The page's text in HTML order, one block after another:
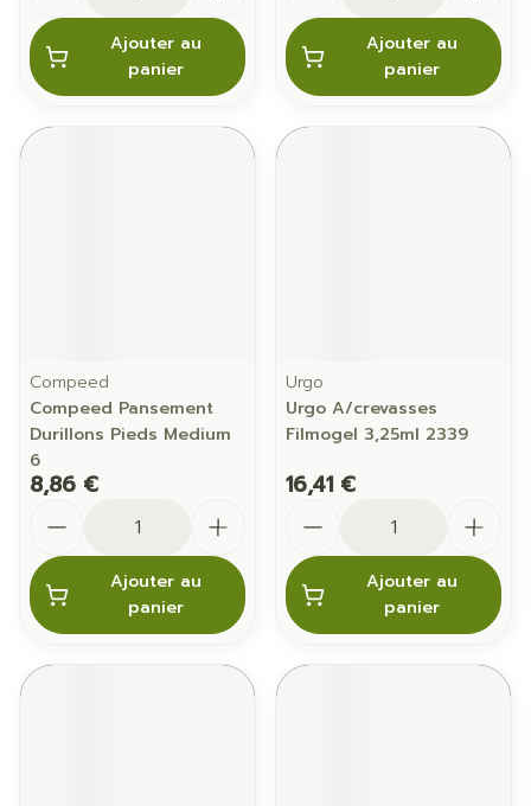
Ajouter au
panier
Ajouter au
panier
Compeed
Compeed Pansement
Durillons Pieds Medium
6
8,86 €
Ajouter au
panier
Urgo
Urgo A/crevasses
Filmogel 3,25ml 2339
16,41 €
Ajouter au
panier